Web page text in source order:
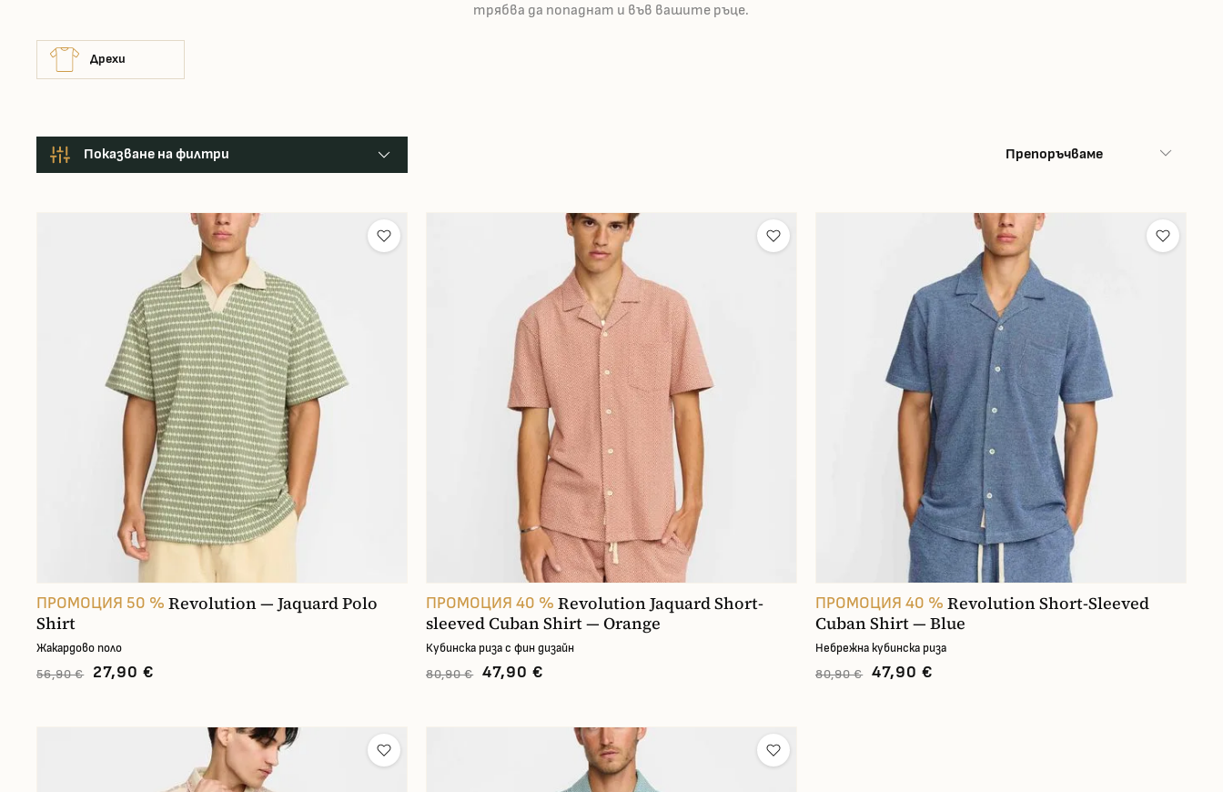
трябва да попаднат и във вашите ръце.
Дрехи
Показване на филтри Препоръчваме
ПРОМОЦИЯ 50 % Revolution — Jaquard Polo
Shirt
Жакардово поло
56,90 € 27,90 €
ПРОМОЦИЯ 40 % Revolution Jaquard Short-
sleeved Cuban Shirt — Orange
Кубинска риза с фин дизайн
80,90 € 47,90 €
ПРОМОЦИЯ 40 % Revolution Short-Sleeved
Cuban Shirt — Blue
Небрежна кубинска риза
80,90 € 47,90 €